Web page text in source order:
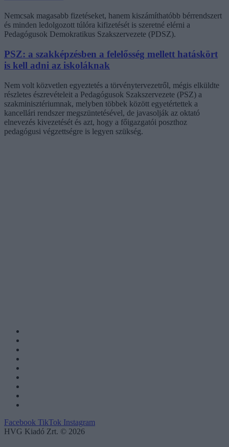
Nemcsak magasabb fizetéseket, hanem kiszámíthatóbb bérrendszert
és minden ledolgozott túlóra kifizetését is szeretné elérni a
Pedagógusok Demokratikus Szakszervezete (PDSZ).
PSZ: a szakképzésben a felelősség mellett hatáskört
is kell adni az iskoláknak
Nem volt közvetlen egyeztetés a törvénytervezetről, mégis elküldte
részletes észrevételeit a Pedagógusok Szakszervezete (PSZ) a
szakminisztériumnak, melyben többek között egyetértettek a
kancellári rendszer megszüntetésével, de javasolják az oktató
elnevezés kivezetését és azt, hogy a főigazgatói poszthoz
pedagógusi végzettségre is legyen szükség.
Facebook TikTok Instagram
HVG Kiadó Zrt. © 2026